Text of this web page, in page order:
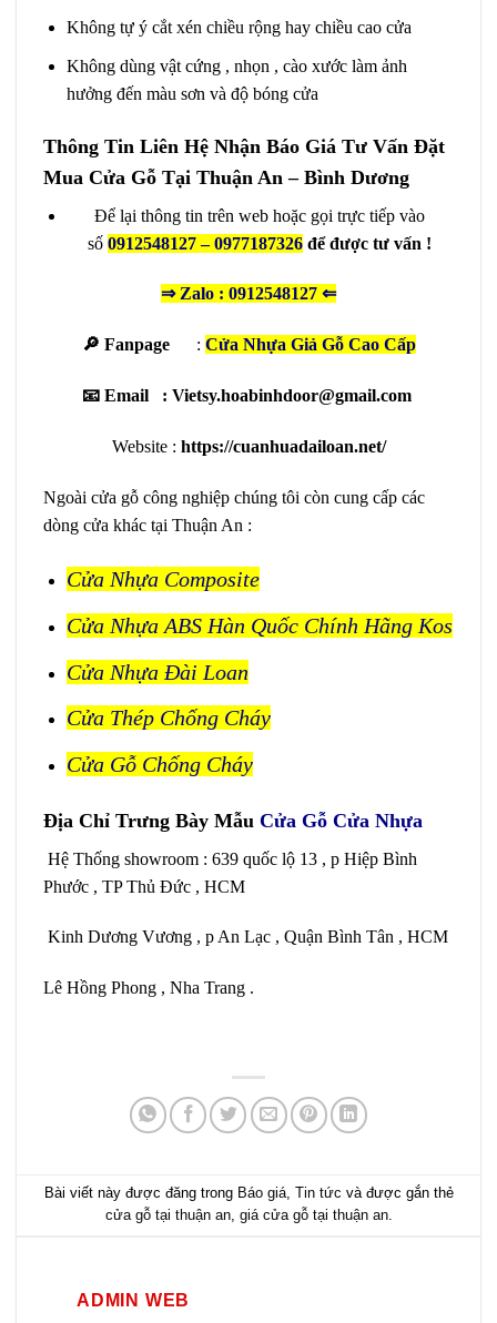
Không tự ý cắt xén chiều rộng hay chiều cao cửa
Không dùng vật cứng , nhọn , cào xước làm ảnh
hưởng đến màu sơn và độ bóng cửa
Thông Tin Liên Hệ Nhận Báo Giá Tư Vấn Đặt
Mua Cửa Gỗ Tại Thuận An – Bình Dương
Để lại thông tin trên web hoặc gọi trực tiếp vào
số0912548127 – 0977187326 để được tư vấn !
⇒ Zalo : 0912548127 ⇐
🔎 Fanpage : Cửa Nhựa Giả Gỗ Cao Cấp
📧 Email : Vietsy.hoabinhdoor@gmail.com
Website : https://cuanhuadailoan.net/
Ngoài cửa gỗ công nghiệp chúng tôi còn cung cấp các
dòng cửa khác tại Thuận An :
Cửa Nhựa Composite
Cửa Nhựa ABS Hàn QuốcChính Hãng Kos
Cửa Nhựa Đài Loan
Cửa Thép Chống Cháy
Cửa Gỗ Chống Cháy
Địa Chỉ Trưng Bày Mẫu Cửa Gỗ Cửa Nhựa
Hệ Thống showroom : 639 quốc lộ 13 , p Hiệp Bình
Phước , TP Thủ Đức , HCM
Kinh Dương Vương , p An Lạc , Quận Bình Tân , HCM
Lê Hồng Phong , Nha Trang .
Bài viết này được đăng trong Báo giá, Tin tức và được gắn thẻ
cửa gỗ tại thuận an, giá cửa gỗ tại thuận an.
ADMIN WEB